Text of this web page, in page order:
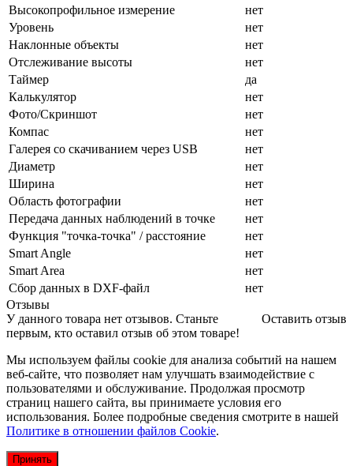
Высокопрофильное измерение
нет
Уровень
нет
Наклонные объекты
нет
Отслеживание высоты
нет
Таймер
да
Калькулятор
нет
Фото/Скриншот
нет
Компас
нет
Галерея со скачиванием через USB
нет
Диаметр
нет
Ширина
нет
Область фотографии
нет
Передача данных наблюдений в точке
нет
Функция "точка-точка" / расстояние
нет
Smart Angle
нет
Smart Area
нет
Сбор данных в DXF-файл
нет
Отзывы
Оставить отзыв
У данного товара нет отзывов. Станьте
первым, кто оставил отзыв об этом товаре!
Мы используем файлы cookie для анализа событий на нашем
веб-сайте, что позволяет нам улучшать взаимодействие с
пользователями и обслуживание. Продолжая просмотр
страниц нашего сайта, вы принимаете условия его
использования. Более подробные сведения смотрите в нашей
Политике в отношении файлов Cookie.
Принять